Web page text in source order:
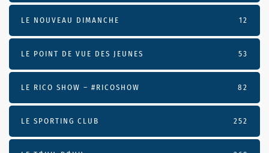
LE NOUVEAU DIMANCHE 12
LE POINT DE VUE DES JEUNES 53
LE RICO SHOW – #RICOSHOW 82
LE SPORTING CLUB 252